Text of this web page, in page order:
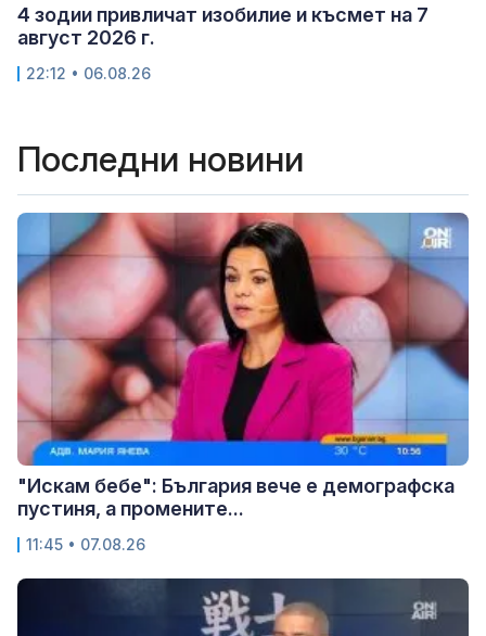
4 зодии привличат изобилие и късмет на 7
август 2026 г.
22:12 • 06.08.26
Последни новини
"Искам бебе": България вече е демографска
пустиня, а промените...
11:45 • 07.08.26